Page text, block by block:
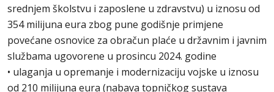
srednjem školstvu i zaposlene u zdravstvu) u iznosu od
354 milijuna eura zbog pune godišnje primjene
povećane osnovice za obračun plaće u državnim i javnim
službama ugovorene u prosincu 2024. godine
• ulaganja u opremanje i modernizaciju vojske u iznosu
od 210 milijuna eura (nabava topničkog sustava